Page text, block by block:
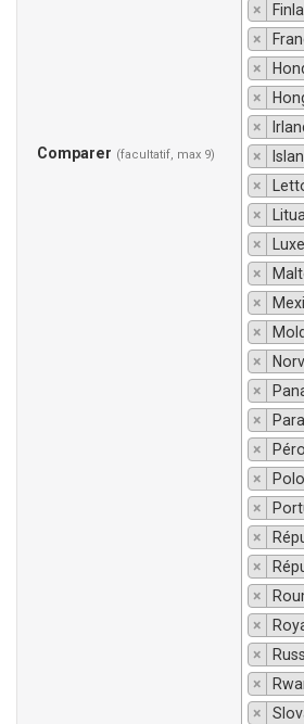
Comparer (facultatif, max 9)
×
×
×
×
×
×
×
×
×
×
×
×
×
×
×
×
×
×
×
×
×
×
×
×
×